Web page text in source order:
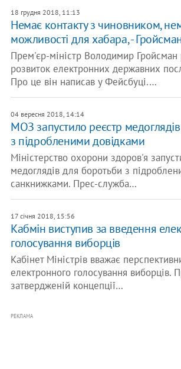
18 грудня 2018, 11:13
Немає контакту з чиновником,
можливості для хабара, -
Прем'єр-міністр Володимир Гройсман
розвиток електронних державних
Про це він написав у Фейсбуці.…
04 вересня 2018, 14:14
МОЗ запустило реєстр
з підробленими довідками
Міністерство охорони здоров'я
медоглядів для боротьби з
санкнижками. Прес-служба…
17 січня 2018, 15:56
Кабмін виступив за введення
голосування виборців
Кабінет Міністрів вважає
електронного голосування виборців.
затвердженій концепції…
РЕКЛАМА